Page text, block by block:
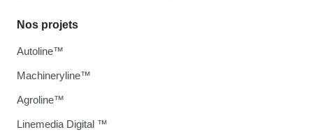
Nos projets
Autoline™
Machineryline™
Agroline™
Linemedia Digital ™